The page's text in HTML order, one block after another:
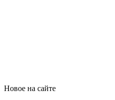
Новое на сайте